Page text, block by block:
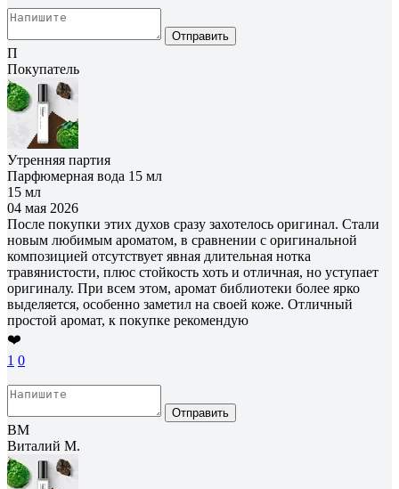
Отправить
П
Покупатель
Утренняя партия
Парфюмерная вода 15 мл
15 мл
04 мая 2026
После покупки этих духов сразу захотелось оригинал. Стали
новым любимым ароматом, в сравнении с оригинальной
композицией отсутствует явная длительная нотка
травянистости, плюс стойкость хоть и отличная, но уступает
оригиналу. При всем этом, аромат библиотеки более ярко
выделяется, особенно заметил на своей коже. Отличный
простой аромат, к покупке рекомендую
❤️
1 0
Отправить
ВМ
Виталий М.